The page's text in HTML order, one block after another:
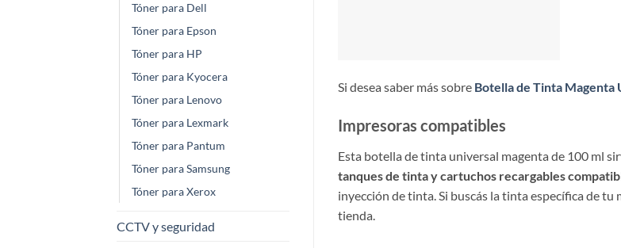
Tóner para Dell
Tóner para Epson
Tóner para HP
Tóner para Kyocera
Tóner para Lenovo
Tóner para Lexmark
Tóner para Pantum
Tóner para Samsung
Tóner para Xerox
CCTV y seguridad
Si desea saber más sobre Botella de Tinta
Impresoras compatibles
Esta botella de tinta universal magenta de 100 ml
tanques de tinta y cartuchos recargables
inyección de tinta. Si buscás la tinta específica de
tienda.